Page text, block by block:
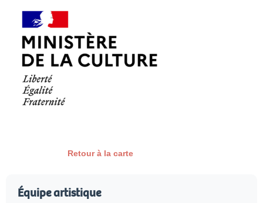
Retour à la carte
Équipe artistique